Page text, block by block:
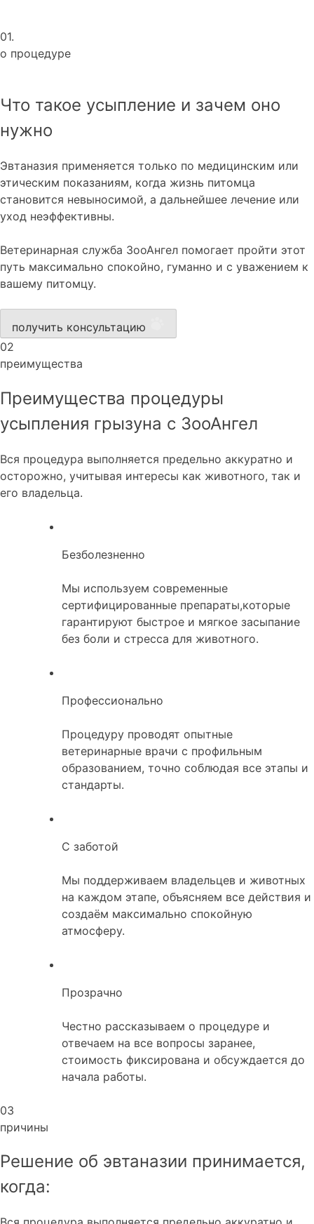
01.
о процедуре
Что такое усыпление и зачем оно
нужно
Эвтаназия применяется только по медицинским или
этическим показаниям, когда жизнь питомца
становится невыносимой, а дальнейшее лечение или
уход неэффективны.
Ветеринарная служба ЗооАнгел помогает пройти этот
путь максимально спокойно, гуманно и с уважением к
вашему питомцу.
получить консультацию
02
преимущества
Преимущества процедуры
усыпления грызуна с ЗооАнгел
Вся процедура выполняется предельно аккуратно и
осторожно, учитывая интересы как животного, так и
его владельца.
Безболезненно
Мы используем современные
сертифицированные препараты,которые
гарантируют быстрое и мягкое засыпание
без боли и стресса для животного.
Профессионально
Процедуру проводят опытные
ветеринарные врачи с профильным
образованием, точно соблюдая все этапы и
стандарты.
С заботой
Мы поддерживаем владельцев и животных
на каждом этапе, объясняем все действия и
создаём максимально спокойную
атмосферу.
Прозрачно
Честно рассказываем о процедуре и
отвечаем на все вопросы заранее,
стоимость фиксирована и обсуждается до
начала работы.
03
причины
Решение об эвтаназии принимается,
когда: